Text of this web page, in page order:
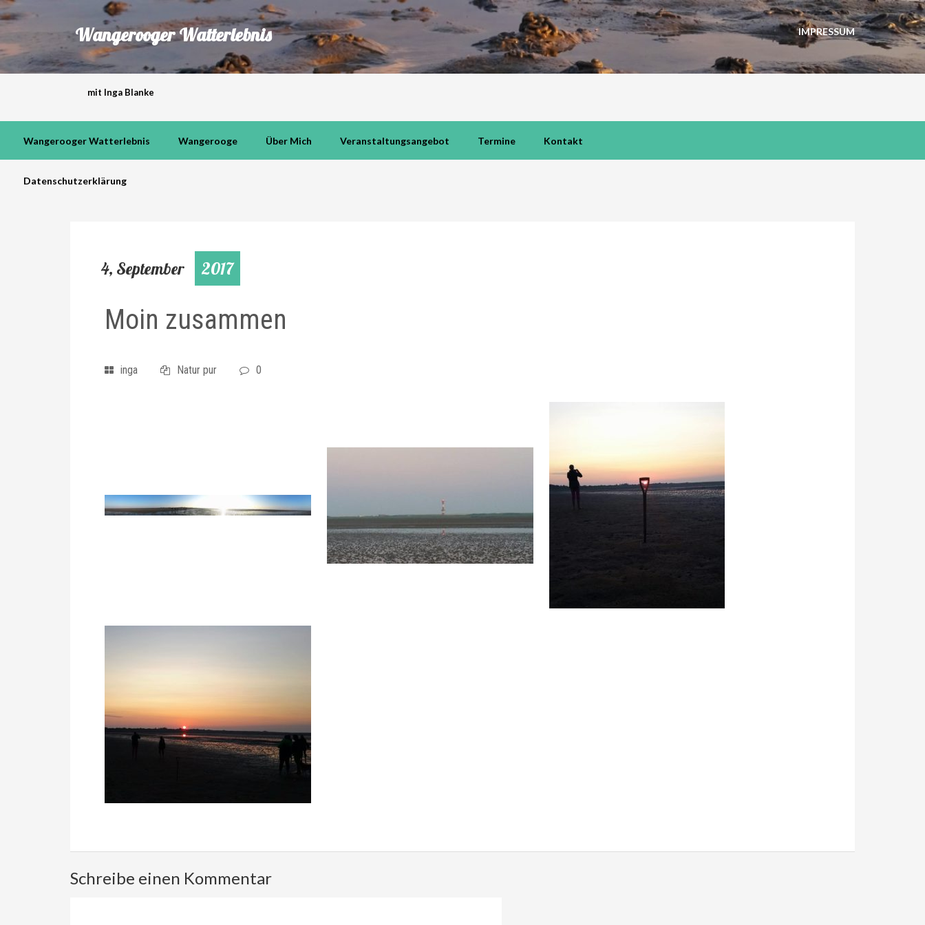
Wangerooger Watterlebnis
mit Inga Blanke
IMPRESSUM
Wangerooger Watterlebnis Wangerooge Über Mich Veranstaltungsangebot Termine Kontakt
Datenschutzerklärung
4, September 2017
Moin zusammen
inga Natur pur 0
Schreibe einen Kommentar